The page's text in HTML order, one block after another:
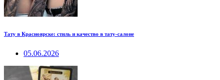
Тату в Красноярске: стиль и качество в тату-салоне
05.06.2026